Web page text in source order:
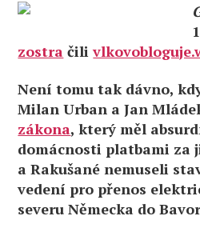
zostra čili
Není tomu tak dávno,
Milan Urban a Jan
zákona, který měl
domácnosti platbami za
a Rakušané nemuseli
vedení pro přenos
severu Německa do